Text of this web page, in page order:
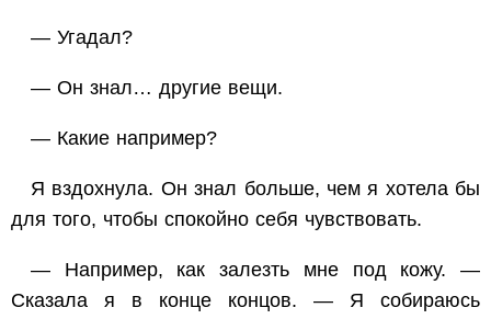
— Угадал?
— Он знал… другие вещи.
— Какие например?
Я вздохнула. Он знал больше, чем я хотела бы
для того, чтобы спокойно себя чувствовать.
— Например, как залезть мне под кожу. —
Сказала я в конце концов. — Я собираюсь